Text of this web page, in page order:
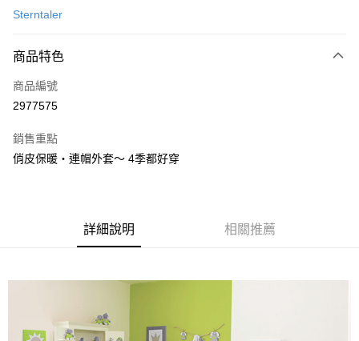
台灣樂天信用卡公司
【大哥付你分期使用說明】
流程，驗證手機門號後，選擇欲分期的期數、繳款截止日，確認付款後即完
3.實際核准額度、可分期數及費用金額請依後續交易確認頁面所載為準。
消。如遇「轉專審核」未通過狀況，表示未達大哥付你分期系統評分，恕無
【繳款方式說明】
1.分期款項不併入電信帳單，「大哥付你分期」於每月結算日後寄送繳費提
2.基於同意付款使用「大哥付你分期」之契約關係目的，商店將以您的個人
由本公司與您本人進行分期帳單所需資料之確認、核對及更正。
3.完整用戶服務條款，請詳閱以下連結：
https://oppay.tw/userRule
【關於「AFTEE先享後付」】
便利好安心！
１．簡單：不需註冊會員、不需綁卡、不需儲值。
３．安心：先確認商品／服務後，再付款。
【「AFTEE先享後付」結帳流程】
ATM／網路銀行／等多元方式進行付款，方視為交易完成。
※ 請注意：結帳手續完成當下不需立刻繳費，但若您需要取消訂單，請聯絡
客戶支援中心」
https://netprotections.freshdesk.com/support/home
運送方式
宅配
每筆NT$100，滿NT$1,000(含以上)免運費
Sterntaler
商品特色
商品編號
2977575
銷售重點
俏皮保暖‧連帽外套～ 4季都好穿
詳細說明 相關推薦